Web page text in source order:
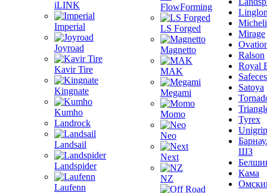
iLINK
Imperial
Joyroad
Kavir Tire
Kingnate
Kumho
Landrock
Landsail
Landspider
Laufenn
FlowForming
LS Forged
Magnetto
MAK
Megami
Momo
Neo
Next
NZ
Mirage
Ralson
Royal
Satoya
Tyrex
Unigrip
ШЗ
Кама